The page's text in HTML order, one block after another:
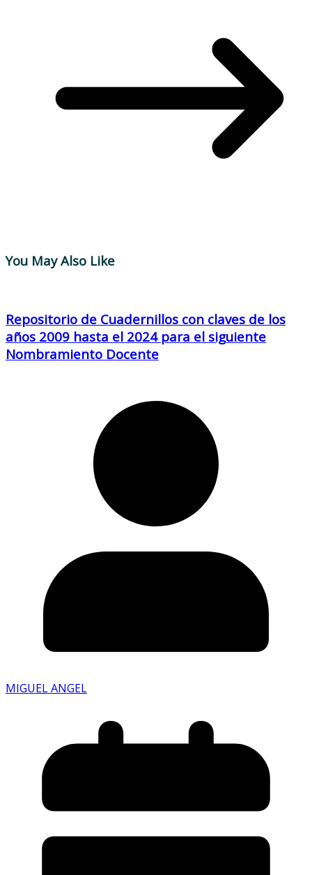
You May Also Like
Repositorio de Cuadernillos con claves de los
años 2009 hasta el 2024 para el siguiente
Nombramiento Docente
MIGUEL ANGEL